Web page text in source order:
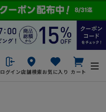
ログイン店舗検索お気に入り カート